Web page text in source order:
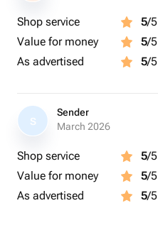
Shop service 5/5
Value for money
5/5
As advertised
5/5
S
Sender
March 2026
Shop service 5/5
Value for money
5/5
As advertised
5/5